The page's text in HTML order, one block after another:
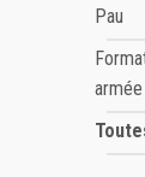
Pau